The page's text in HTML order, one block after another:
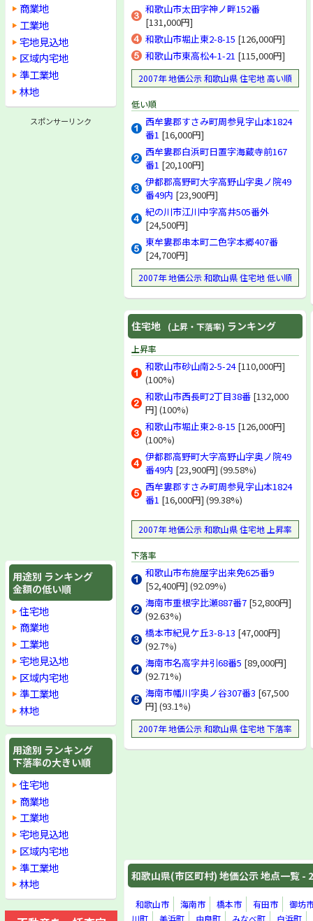
和歌山市太田字神ノ畔152番
[131,000円]
和歌山市堀止東2-8-15 [126,000円]
和歌山市東高松4-1-21 [115,000円]
2007年 地価公示 和歌山県 住宅地 高い順
低い順
西牟婁郡すさみ町周参見字山本1824
番1 [16,000円]
西牟婁郡白浜町日置字海蔵寺前167
番1 [20,100円]
伊都郡高野町大字高野山字奥ノ院49
番49内 [23,900円]
紀の川市江川中字高井505番外
[24,500円]
東牟婁郡串本町二色字本郷407番
[24,700円]
2007年 地価公示 和歌山県 住宅地 低い順
住宅地 (上昇・下落率) ランキング
上昇率
和歌山市砂山南2-5-24[110,000円]
(100%)
和歌山市西長町2丁目38番 [132,000
円] (100%)
和歌山市堀止東2-8-15 [126,000円]
(100%)
伊都郡高野町大字高野山字奥ノ院49
番49内 [23,900円] (99.58%)
西牟婁郡すさみ町周参見字山本1824
番1 [16,000円] (99.38%)
2007年 地価公示 和歌山県 住宅地 上昇率
下落率
和歌山市布施屋字出来免625番9
[52,400円] (92.09%)
海南市重根字比瀬887番7 [52,800円]
(92.63%)
橋本市紀見ケ丘3-8-13 [47,000円]
(92.7%)
海南市名高字井引68番5 [89,000円]
(92.71%)
海南市幡川字奥ノ谷307番3 [67,500
円] (93.1%)
2007年 地価公示 和歌山県 住宅地 下落率
和歌山県(市区町村) 地価公示 地点一覧 -
和歌山市 海南市 橋本市 有田市
御坊
商業地
工業地
宅地見込地
区域内宅地
準工業地
林地
スポンサーリンク
用途別 ランキング
金額の低い順
住宅地
商業地
工業地
宅地見込地
区域内宅地
準工業地
林地
用途別 ランキング
下落率の大きい順
住宅地
商業地
工業地
宅地見込地
区域内宅地
準工業地
林地